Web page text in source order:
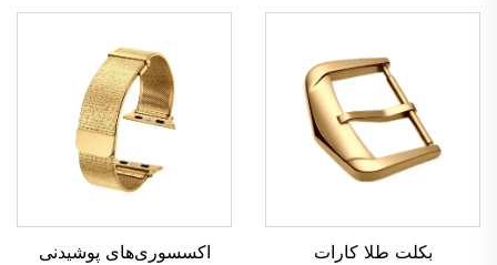
بکلت طلا کارات
اکسسوری‌های پوشیدنی